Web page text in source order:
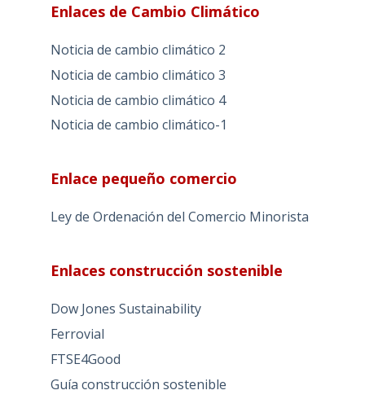
Enlaces de Cambio Climático
Noticia de cambio climático 2
Noticia de cambio climático 3
Noticia de cambio climático 4
Noticia de cambio climático-1
Enlace pequeño comercio
Ley de Ordenación del Comercio Minorista
Enlaces construcción sostenible
Dow Jones Sustainability
Ferrovial
FTSE4Good
Guía construcción sostenible